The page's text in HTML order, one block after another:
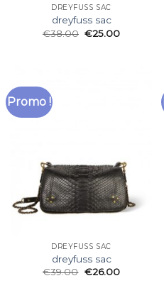
DREYFUSS SAC
dreyfuss sac
€38.00 €25.00
Promo !
DREYFUSS SAC
dreyfuss sac
€39.00 €26.00